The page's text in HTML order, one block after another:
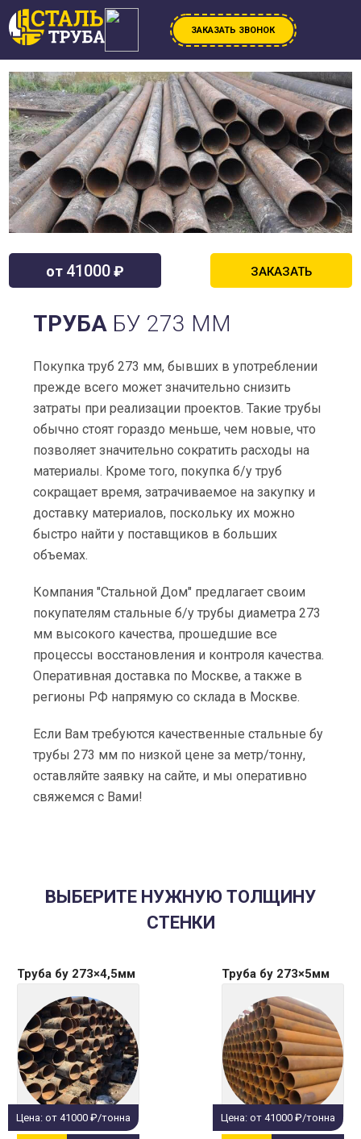
ЗАКАЗАТЬ ЗВОНОК
от 41000₽ ЗАКАЗАТЬ
ТРУБА БУ 273 ММ
Покупка труб 273 мм, бывших в употреблении
прежде всего может значительно снизить
затраты при реализации проектов. Такие трубы
обычно стоят гораздо меньше, чем новые, что
позволяет значительно сократить расходы на
материалы. Кроме того, покупка б/у труб
сокращает время, затрачиваемое на закупку и
доставку материалов, поскольку их можно
быстро найти у поставщиков в больших
объемах.
Компания "Стальной Дом" предлагает своим
покупателям стальные б/у трубы диаметра 273
мм высокого качества, прошедшие все
процессы восстановления и контроля качества.
Оперативная доставка по Москве, а также в
регионы РФ напрямую со склада в Москве.
Если Вам требуются качественные стальные бу
трубы 273 мм по низкой цене за метр/тонну,
оставляйте заявку на сайте, и мы оперативно
свяжемся с Вами!
ВЫБЕРИТЕ НУЖНУЮ ТОЛЩИНУ
СТЕНКИ
Труба бу 273×4,5мм
Цена: от 41000 ₽/тонна
Труба бу 273×5мм
Цена: от 41000 ₽/тонна